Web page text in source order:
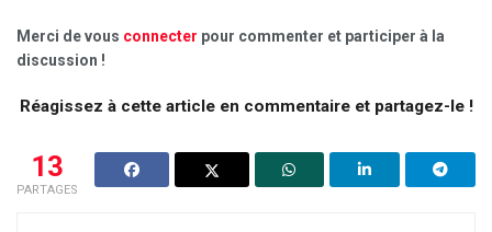
Merci de vous connecter pour commenter et participer à la
discussion !
Réagissez à cette article en commentaire et partagez-le !
13
PARTAGES